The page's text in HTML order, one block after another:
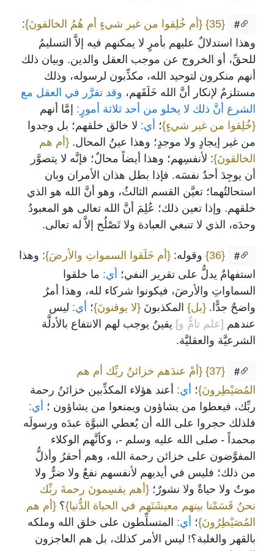
#
{35} {أم خُلِقوا من غير شيءٍ أم هُمُ الخالقونَ}:
وهذا استدلالٌ عليهم بأمرٍ لا يمكنهم فيه إلاَّ التسليمُ
للحقِّ، أو الخروج عن موجب العقل والدين. وبيان ذلك
أنهم منكرون لتوحيد الله، مكذِّبون لرسوله، وذلك
مستلزمٌ لإنكار أنَّ الله خَلَقَهم، وقد تقرَّر في العقل مع
الشرع أنَّ ذلك لا يخلو من أحد ثلاثة أمورٍ: إمَّا أنهم
{خُلِقوا من غير شيءٍ}؛ أي: لا خالق خلقهم؛ بل وجدوا
من غير إيجادٍ ولا موجدٍ؛ وهذا عينُ المحال. {أم هم
الخالقونَ}: لأنفسِهم؛ وهذا أيضاً محالٌ؛ فإنَّه لا يتصوَّر
أن يوجِدَ أحدٌ نفسَه. فإذا بطل هذان الأمران وبان
استحالتُهما؛ تعيَّن القسم الثالثُ، وهو أنَّ الله هو الذي
خلقهم. وإذا تعين ذلك؛ عُلِمَ أنَّ الله تعالى هو المعبودُ
وحدَه، الذي لا تنبغي العبادة ولا تَصْلُح إلاَّ له تعالى.
#
{36} وقوله: {أم خَلَقوا السمواتِ والأرضَ}: وهذا
استفهامٌ يدلُّ على تقرير النفي؛ أي: ما خلقوا
السماواتِ والأرضَ، فيكونوا شركاء لله، وهذا أمرٌ
واضحٌ جدًّا. {بل} المكذبونَ {لا يوقنونَ}؛ أي: ليس
عندهم [علم تامٌّ و] يقينٌ يوجب لهم الانتفاع بالأدلَّة
الشرعيَّة والعقليَّة.
#
{37}
{أمْ عندَهم خزائنُ ربِّك أم هم
المُصَيْطِرونَ}؛ أي: أعند هؤلاء المكذِّبين خزائنُ رحمة
ربِّك، فيعطوا من يشاؤون ويمنعوا من يشاؤون ؛ أي:
فلذلك حجروا على الله أن يُعطي النبوَّة عبدَه ورسولَه
محمداً - صلى الله عليه وسلم -، وكأنَّهم الوكلاء
المفوَّضون على خزائن رحمة الله، وهم أحقرُ وأذلُّ
من ذلك؛ فليس في أيديهم لأنفسهم نفعٌ ولا ضرٌّ ولا
موتٌ ولا حياةٌ ولا نشورٌ؛ {أهم يقسِمونَ رحمةَ ربِّك
نحنُ قَسَمْنا بينهم معيشَتَهم في الحياة الدُّنيا}؟ {أم هم
المُصَيْطِرُونَ}؛ أي: المتسلِّطون على خلق الله وملكه
بالقهر والغلبة؟! ليس الأمر كذلك، بل هم العاجزون